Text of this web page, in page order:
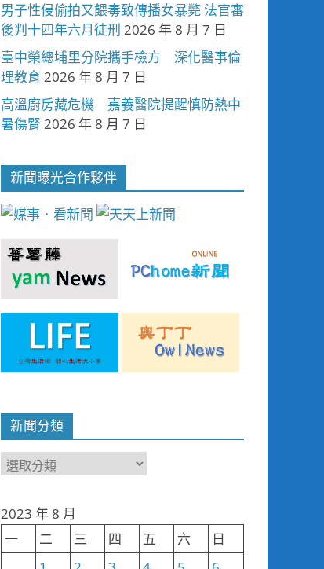
男子性侵偷拍又餵毒致傳播女暴斃 法官審
後判十四年六月徒刑 2026 年 8 月 7 日
臺中榮總埔里分院攜手檢方 深化醫事倫
理教育 2026 年 8 月 7 日
高溫廚房藏危機 嘉義醫院提醒慎防熱中
暑傷腎 2026 年 8 月 7 日
新聞曝光合作夥伴
新聞分類
新
類
2023 年 8 月
一
二 三 四 五 六
日